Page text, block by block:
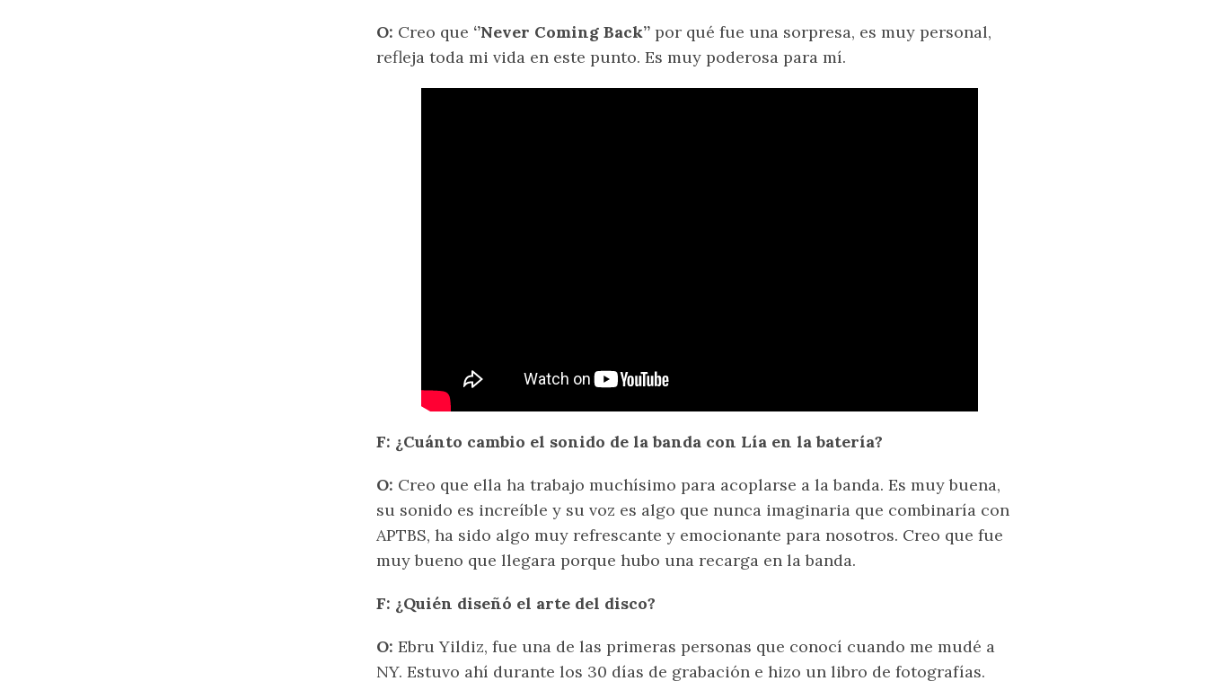
O: Creo que ‘’Never Coming Back’’ por qué fue una sorpresa, es muy personal,
refleja toda mi vida en este punto. Es muy poderosa para mí.
F: ¿Cuánto cambio el sonido de la banda con Lía en la batería?
O: Creo que ella ha trabajo muchísimo para acoplarse a la banda. Es muy buena,
su sonido es increíble y su voz es algo que nunca imaginaria que combinaría con
APTBS, ha sido algo muy refrescante y emocionante para nosotros. Creo que fue
muy bueno que llegara porque hubo una recarga en la banda.
F: ¿Quién diseñó el arte del disco?
O: Ebru Yildiz, fue una de las primeras personas que conocí cuando me mudé a
NY. Estuvo ahí durante los 30 días de grabación e hizo un libro de fotografías.